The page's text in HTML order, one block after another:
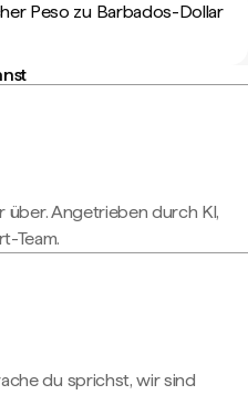
Peso zu Barbados-Dollar
über. Angetrieben durch KI,
Team.
du sprichst, wir sind